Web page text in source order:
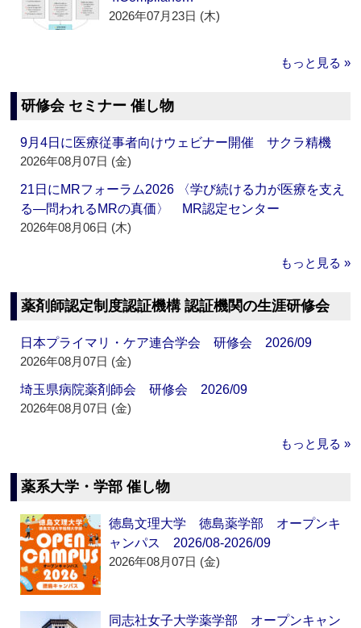
2026年07月23日 (木)
もっと見る »
研修会 セミナー 催し物
9月4日に医療従事者向けウェビナー開催 サクラ精機
2026年08月07日 (金)
21日にMRフォーラム2026 〈学び続ける力が医療を支え
る―問われるMRの真価〉 MR認定センター
2026年08月06日 (木)
もっと見る »
薬剤師認定制度認証機構 認証機関の生涯研修会
日本プライマリ・ケア連合学会 研修会 2026/09
2026年08月07日 (金)
埼玉県病院薬剤師会 研修会 2026/09
2026年08月07日 (金)
もっと見る »
薬系大学・学部 催し物
徳島文理大学 徳島薬学部 オープンキ
ャンパス 2026/08-2026/09
2026年08月07日 (金)
同志社女子大学薬学部 オープンキャン